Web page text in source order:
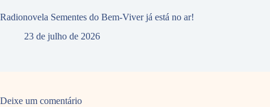
Radionovela Sementes do Bem-Viver já está no ar!
23 de julho de 2026
Deixe um comentário